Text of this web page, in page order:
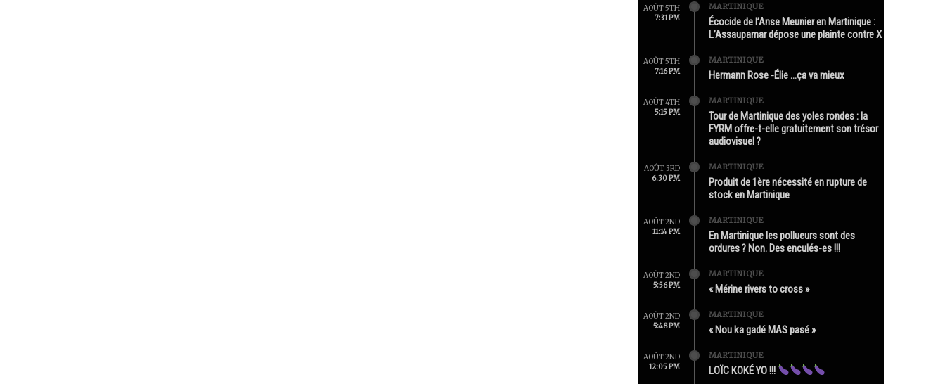
AOÛT 5TH
7:31 PM
MARTINIQUE
Écocide de l’Anse Meunier en Martinique :
L’Assaupamar dépose une plainte contre X
AOÛT 5TH
7:16 PM
MARTINIQUE
Hermann Rose -Élie …ça va mieux
AOÛT 4TH
5:15 PM
MARTINIQUE
Tour de Martinique des yoles rondes : la
FYRM offre-t-elle gratuitement son trésor
audiovisuel ?
AOÛT 3RD
6:30 PM
MARTINIQUE
Produit de 1ère nécessité en rupture de
stock en Martinique
AOÛT 2ND
11:14 PM
MARTINIQUE
En Martinique les pollueurs sont des
ordures ? Non. Des enculés-es !!!
AOÛT 2ND
5:56 PM
MARTINIQUE
« Mérine rivers to cross »
AOÛT 2ND
5:48 PM
MARTINIQUE
« Nou ka gadé MAS pasé »
AOÛT 2ND
12:05 PM
MARTINIQUE
LOÏC KOKÉ YO !!!